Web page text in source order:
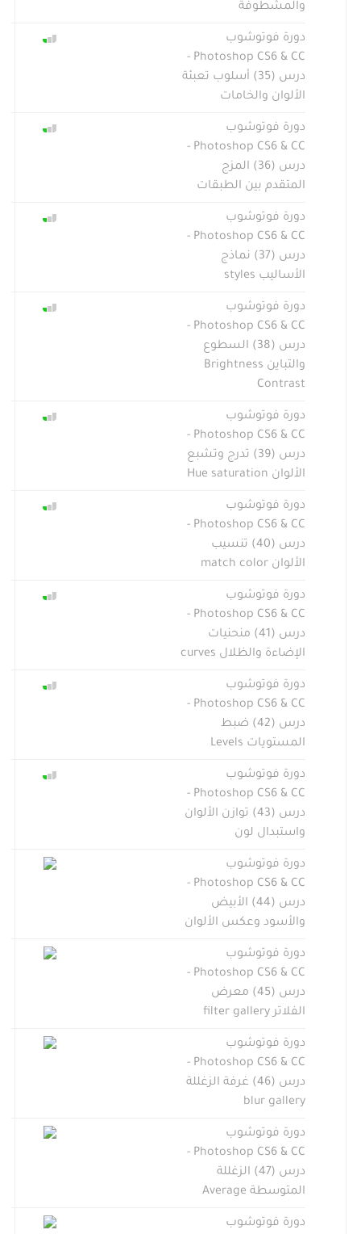
والمشطوفة
دورة فوتوشوب
Photoshop CS6 & CC -
درس (35) أسلوب تعبئة
الألوان والخامات
دورة فوتوشوب
Photoshop CS6 & CC -
درس (36) المزج
المتقدم بين الطبقات
دورة فوتوشوب
Photoshop CS6 & CC -
درس (37) نماذج
الأساليب styles
دورة فوتوشوب
Photoshop CS6 & CC -
درس (38) السطوع
والتباين Brightness
Contrast
دورة فوتوشوب
Photoshop CS6 & CC -
درس (39) تدرج وتشبع
الألوان Hue saturation
دورة فوتوشوب
Photoshop CS6 & CC -
درس (40) تنسيب
الألوان match color
دورة فوتوشوب
Photoshop CS6 & CC -
درس (41) منحنيات
الإضاءة والظلال curves
دورة فوتوشوب
Photoshop CS6 & CC -
درس (42) ضبط
المستويات Levels
دورة فوتوشوب
Photoshop CS6 & CC -
درس (43) توازن الألوان
واستبدال لون
دورة فوتوشوب
Photoshop CS6 & CC -
درس (44) الأبيض
والأسود وعكس الألوان
دورة فوتوشوب
Photoshop CS6 & CC -
درس (45) معرض
الفلاتر filter gallery
دورة فوتوشوب
Photoshop CS6 & CC -
درس (46) غرفة الزغللة
blur gallery
دورة فوتوشوب
Photoshop CS6 & CC -
درس (47) الزغللة
المتوسطة Average
دورة فوتوشوب